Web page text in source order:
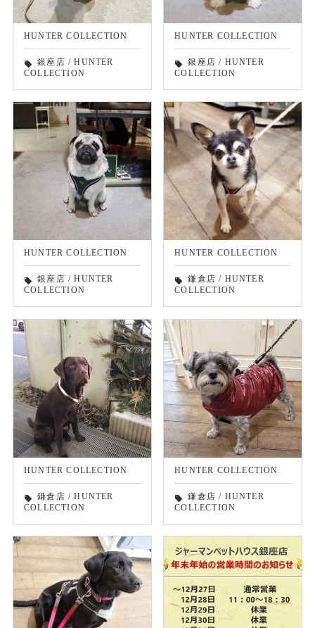
HUNTER COLLECTION
local_offer 銀座店 /HUNTER
COLLECTION
HUNTER COLLECTION
local_offer 銀座店 / HUNTER
COLLECTION
HUNTER COLLECTION
local_offer 銀座店 /HUNTER
COLLECTION
HUNTER COLLECTION
local_offer 鎌倉店 / HUNTER
COLLECTION
HUNTER COLLECTION
local_offer 鎌倉店 /HUNTER
COLLECTION
HUNTER COLLECTION
local_offer 鎌倉店 / HUNTER
COLLECTION